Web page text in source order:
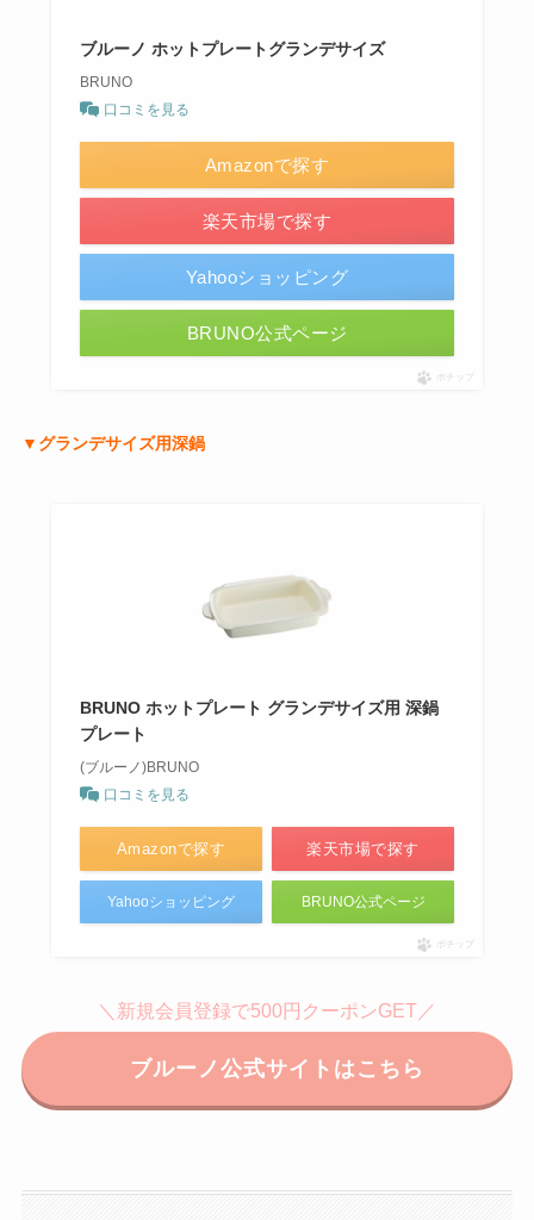
ブルーノ ホットプレートグランデサイズ
BRUNO
口コミを見る
Amazonで探す
楽天市場で探す
Yahooショッピング
BRUNO公式ページ
ポチップ
▼グランデサイズ用深鍋
BRUNO ホットプレート グランデサイズ用 深鍋
プレート
(ブルーノ)BRUNO
口コミを見る
Amazonで探す 楽天市場で探す
Yahooショッピング BRUNO公式ページ
ポチップ
＼新規会員登録で500円クーポンGET／
ブルーノ公式サイトはこちら